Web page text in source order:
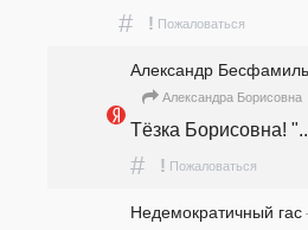
# ! Пожаловаться
Александр
Александра Борисовна
Тёзка Борисовна!
# ! Пожаловаться
Недемократичный гас